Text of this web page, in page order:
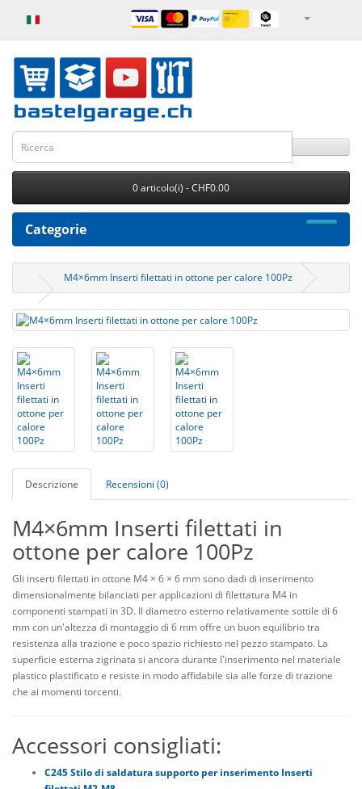
0 articolo(i) - CHF0.00
Categorie
M4×6mm Inserti filettati in ottone per calore 100Pz
Descrizione Recensioni (0)
M4×6mm Inserti filettati in
ottone per calore 100Pz
Gli inserti filettati in ottone M4 × 6 × 6 mm sono dadi di inserimento
dimensionalmente bilanciati per applicazioni di filettatura M4 in
componenti stampati in 3D. Il diametro esterno relativamente sottile di 6
mm con un'altezza di montaggio di 6 mm offre un buon equilibrio tra
resistenza alla trazione e poco spazio richiesto nel pezzo stampato. La
superficie esterna zigrinata si ancora durante l'inserimento nel materiale
plastico plastificato e resiste in modo affidabile sia alle forze di trazione
che ai momenti torcenti.
Accessori consigliati:
C245 Stilo di saldatura supporto per inserimento Inserti